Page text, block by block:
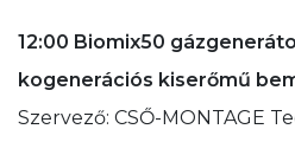
12:00 Biomix50
kogenerációs kiserőmű
Szervező: CSŐ-MONTAGE